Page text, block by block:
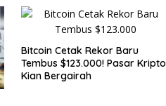
Bitcoin Cetak Rekor Baru
Tembus $123.000! Pasar Kripto
Kian Bergairah